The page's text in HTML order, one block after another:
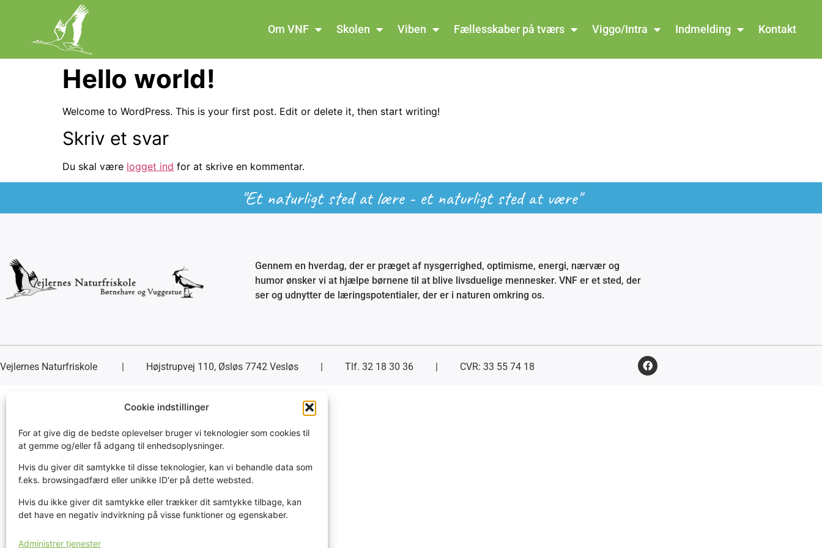
Cookie indstillinger
For at give dig de bedste oplevelser bruger vi teknologier som cookies til
at gemme og/eller få adgang til enhedsoplysninger.
Hvis du giver dit samtykke til disse teknologier, kan vi behandle data som
f.eks. browsingadfærd eller unikke ID'er på dette websted.
Hvis du ikke giver dit samtykke eller trækker dit samtykke tilbage, kan
det have en negativ indvirkning på visse funktioner og egenskaber.
Administrer tjenester
Om VNF Skolen Viben Fællesskaber på tværs Viggo/Intra Indmelding Kontakt
Hello world!
Welcome to WordPress. This is your first post. Edit or delete it, then start writing!
Skriv et svar
Du skal være logget ind for at skrive en kommentar.
"Et naturligt sted at lære - et naturligt sted at være"
Gennem en hverdag, der er præget af nysgerrighed, optimisme, energi, nærvær og
humor ønsker vi at hjælpe børnene til at blive livsduelige mennesker. VNF er et sted, der
ser og udnytter de læringspotentialer, der er i naturen omkring os.
Vejlernes Naturfriskole | Højstrupvej 110, Øsløs 7742 Vesløs | Tlf. 32 18 30 36 | CVR: 33 55 74 18